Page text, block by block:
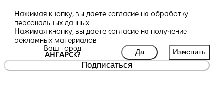
Нажимая кнопку, вы даете согласие на обработку
персональных данных
Нажимая кнопку, вы даете согласие на получение
рекламных материалов
Ваш город
АНГАРСК?
Да Изменить
Подписаться